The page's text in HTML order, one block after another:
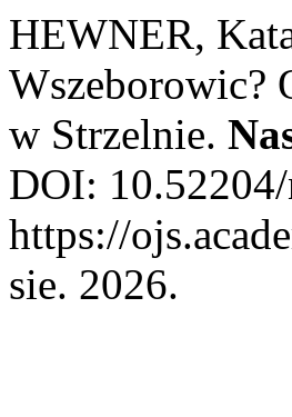
HEWNER,
Wszeborowic?
w Strzelnie.
DOI:
https://
sie. 2026.